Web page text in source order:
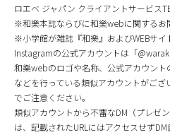
ロエベ ジャパン クライアントサービス
※和樂本誌ならびに和樂webに関するお
※小学館が雑誌『和樂』およびWEBサ
Instagramの公式アカウントは「
和樂webのロゴや名称、公式アカウン
などを行っている類似アカウントがご
でご注意ください。
類似アカウントから不審なDM（プレゼ
は、記載されたURLにはアクセスせず